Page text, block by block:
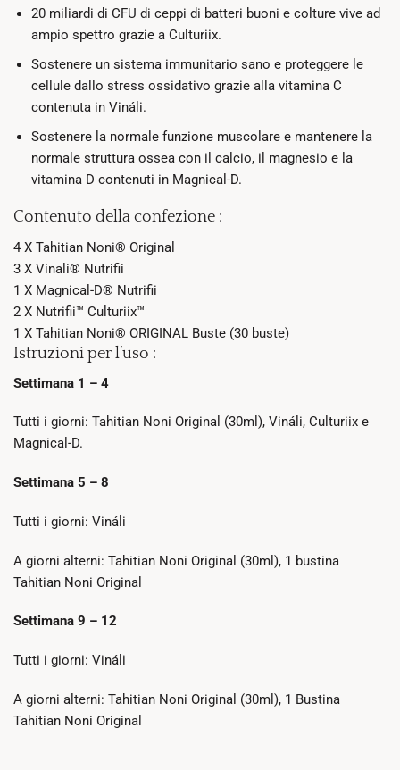
20 miliardi di CFU di ceppi di batteri buoni e colture vive ad
ampio spettro grazie a Culturiix.
Sostenere un sistema immunitario sano e proteggere le
cellule dallo stress ossidativo grazie alla vitamina C
contenuta in Vináli.
Sostenere la normale funzione muscolare e mantenere la
normale struttura ossea con il calcio, il magnesio e la
vitamina D contenuti in Magnical-D.
Contenuto della confezione :
4 X Tahitian Noni® Original
3 X Vinali® Nutrifii
1 X Magnical-D® Nutrifii
2 X Nutrifii™ Culturiix™
1 X Tahitian Noni® ORIGINAL Buste (30 buste)
Istruzioni per l’uso :
Settimana 1 – 4
Tutti i giorni: Tahitian Noni Original (30ml), Vináli, Culturiix e
Magnical-D.
Settimana 5 – 8
Tutti i giorni: Vináli
A giorni alterni: Tahitian Noni Original (30ml), 1 bustina
Tahitian Noni Original
Settimana 9 – 12
Tutti i giorni: Vináli
A giorni alterni: Tahitian Noni Original (30ml), 1 Bustina
Tahitian Noni Original